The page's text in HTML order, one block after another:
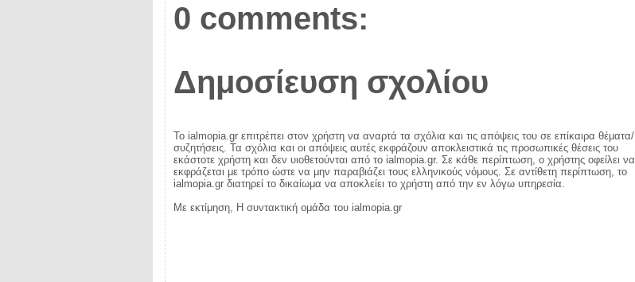
0 comments:
Δημοσίευση σχολίου
Το ialmopia.gr επιτρέπει στον χρήστη να αναρτά τα σχόλια και τις απόψεις του σε επίκαιρα θέματα/
συζητήσεις. Τα σχόλια και οι απόψεις αυτές εκφράζουν αποκλειστικά τις προσωπικές θέσεις του
εκάστοτε χρήστη και δεν υιοθετούνται από το ialmopia.gr. Σε κάθε περίπτωση, ο χρήστης οφείλει να
εκφράζεται με τρόπο ώστε να μην παραβιάζει τους ελληνικούς νόμους. Σε αντίθετη περίπτωση, το
ialmopia.gr διατηρεί το δικαίωμα να αποκλείει το χρήστη από την εν λόγω υπηρεσία.
Με εκτίμηση, Η συντακτική ομάδα του ialmopia.gr